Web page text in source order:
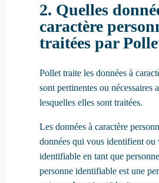
2. Quelles
caractère
traitées par
Pollet traite les données à
sont pertinentes ou nécessaires
lesquelles elles sont traitées.
Les données à caractère
données qui vous identifient ou
identifiable en tant que
personne identifiable est une